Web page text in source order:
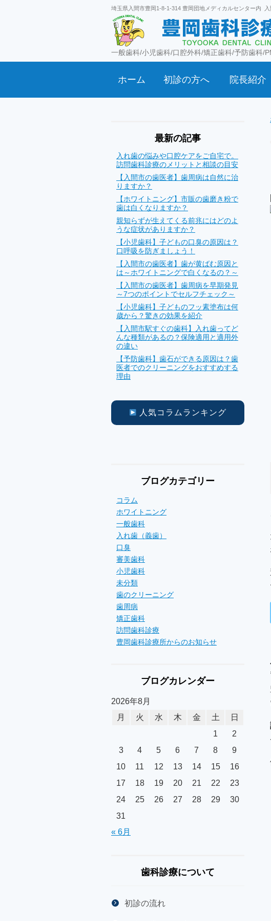
一般歯科/小児歯科/口腔外科/矯正歯科/予防歯科/
埼玉県入間市豊岡1-8-1-314 豊岡団地メディカルセンター内
ホーム 初診の方へ 院長紹介
最新の記事
入れ歯の悩みや口腔ケアをご自宅で。
訪問歯科診療のメリットと相談の目安
【入間市の歯医者】歯周病は自然に治
りますか？
【ホワイトニング】市販の歯磨き粉で
歯は白くなりますか？
親知らずが生えてくる前兆にはどのよ
うな症状がありますか？
【小児歯科】子どもの口臭の原因は？
口呼吸を防ぎましょう！
【入間市の歯医者】歯が黄ばむ原因と
は～ホワイトニングで白くなるの？～
【入間市の歯医者】歯周病を早期発見
～7つのポイントでセルフチェック～
【小児歯科】子どものフッ素塗布は何
歳から？驚きの効果を紹介
【入間市駅すぐの歯科】入れ歯ってど
んな種類があるの？保険適用と適用外
の違い
【予防歯科】歯石ができる原因は？歯
医者でのクリーニングをおすすめする
理由
人気コラムランキング
ブログカテゴリー
コラム
ホワイトニング
一般歯科
入れ歯（義歯）
口臭
審美歯科
小児歯科
未分類
歯のクリーニング
歯周病
矯正歯科
訪問歯科診療
豊岡歯科診療所からのお知らせ
ブログカレンダー
2026年8月
月
火 水 木 金 土
日
1
2
3
4 5 6 7 8
9
10
11 12 13 14 15
16
17
18 19 20 21 22
23
24
25 26 27 28 29
30
31
« 6月
歯科診療について
初診の流れ